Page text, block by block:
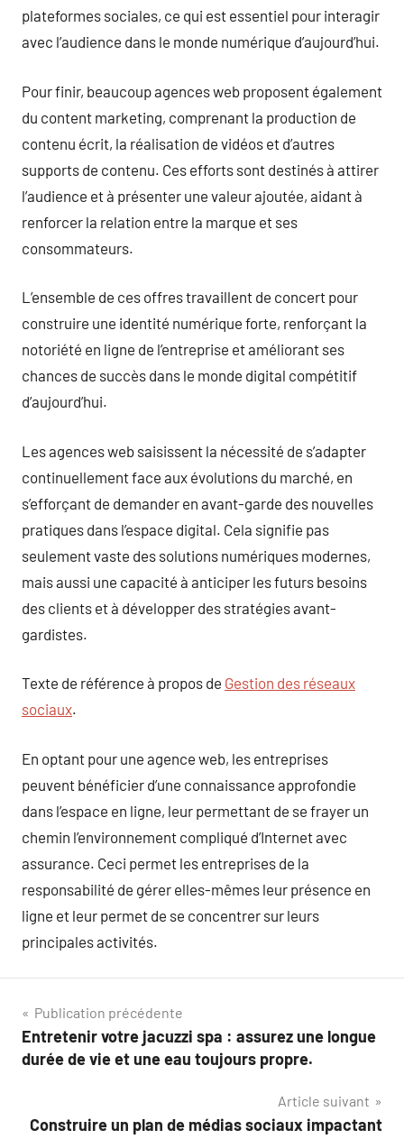
plateformes sociales, ce qui est essentiel pour interagir
avec l’audience dans le monde numérique d’aujourd’hui.
Pour finir, beaucoup agences web proposent également
du content marketing, comprenant la production de
contenu écrit, la réalisation de vidéos et d’autres
supports de contenu. Ces efforts sont destinés à attirer
l’audience et à présenter une valeur ajoutée, aidant à
renforcer la relation entre la marque et ses
consommateurs.
L’ensemble de ces offres travaillent de concert pour
construire une identité numérique forte, renforçant la
notoriété en ligne de l’entreprise et améliorant ses
chances de succès dans le monde digital compétitif
d’aujourd’hui.
Les agences web saisissent la nécessité de s’adapter
continuellement face aux évolutions du marché, en
s’efforçant de demander en avant-garde des nouvelles
pratiques dans l’espace digital. Cela signifie pas
seulement vaste des solutions numériques modernes,
mais aussi une capacité à anticiper les futurs besoins
des clients et à développer des stratégies avant-
gardistes.
Texte de référence à propos de Gestion des réseaux
sociaux.
En optant pour une agence web, les entreprises
peuvent bénéficier d’une connaissance approfondie
dans l’espace en ligne, leur permettant de se frayer un
chemin l’environnement compliqué d’Internet avec
assurance. Ceci permet les entreprises de la
responsabilité de gérer elles-mêmes leur présence en
ligne et leur permet de se concentrer sur leurs
principales activités.
Navigation
de
Publication précédente
Entretenir votre jacuzzi spa : assurez une longue
durée de vie et une eau toujours propre.
Article suivant
Construire un plan de médias sociaux impactant